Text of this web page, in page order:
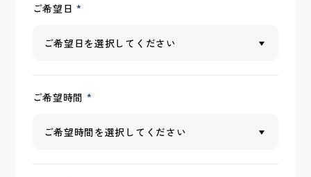
ご希望日 *
ご希望時間 *